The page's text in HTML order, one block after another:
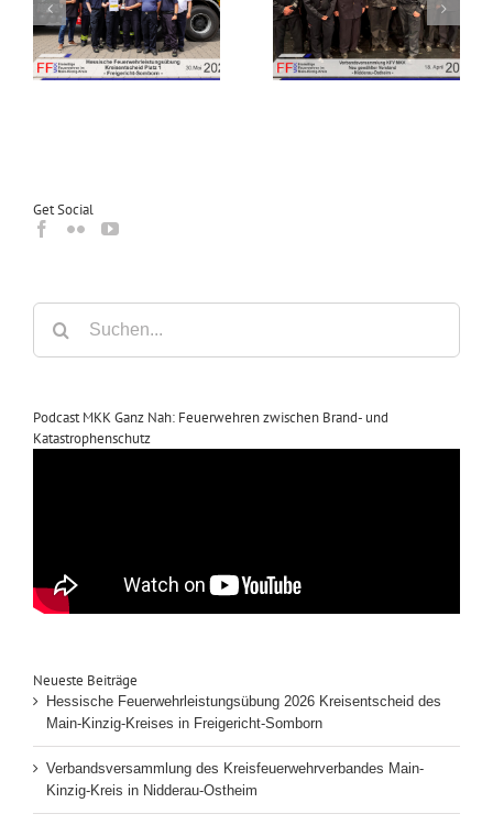
des
Kreisfeuerwehrverbandes
Main-Kinzig-Kreis in
Nidderau-Ostheim
Einladung zur
Verbandsversammlung
2026
Get Social
Suche
nach:
Podcast MKK Ganz Nah: Feuerwehren zwischen Brand- und
Katastrophenschutz
Neueste Beiträge
Hessische Feuerwehrleistungsübung 2026 Kreisentscheid des
Main-Kinzig-Kreises in Freigericht-Somborn
Verbandsversammlung des Kreisfeuerwehrverbandes Main-
Kinzig-Kreis in Nidderau-Ostheim